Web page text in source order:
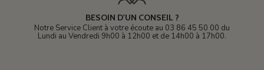
BESOIN D'UN CONSEIL ?
Notre Service Client à votre écoute au 03 86 45 50 00 du
Lundi au Vendredi 9h00 à 12h00 et de 14h00 à 17h00.